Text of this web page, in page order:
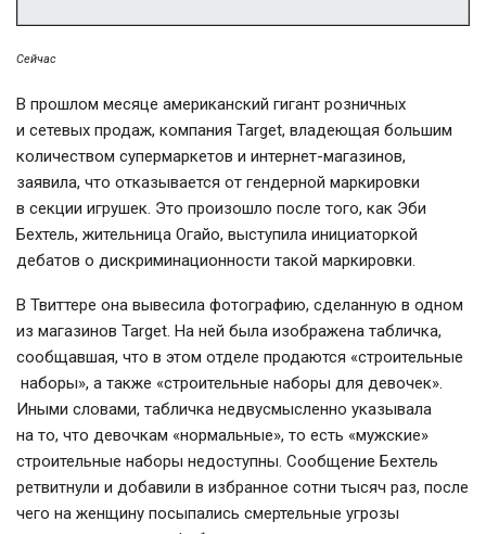
Сейчас
В прошлом месяце американский гигант розничных
и сетевых продаж, компания Target, владеющая большим
количеством супермаркетов и интернет-магазинов,
заявила, что отказывается от гендерной маркировки
в секции игрушек. Это произошло после того, как Эби
Бехтель, жительница Огайо, выступила инициаторкой
дебатов о дискриминационности такой маркировки.
В Твиттере она вывесила фотографию, сделанную в одном
из магазинов Target. На ней была изображена табличка,
сообщавшая, что в этом отделе продаются «строительные
наборы», а также «строительные наборы для девочек».
Иными словами, табличка недвусмысленно указывала
на то, что девочкам «нормальные», то есть «мужские»
строительные наборы недоступны. Сообщение Бехтель
ретвитнули и добавили в избранное сотни тысяч раз, после
чего на женщину посыпались смертельные угрозы